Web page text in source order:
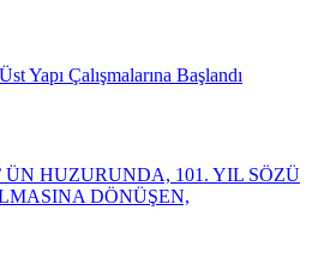
Yapı Çalışmalarına Başlandı
ÜN HUZURUNDA, 101. YIL SÖZÜ
DÖNÜŞEN,